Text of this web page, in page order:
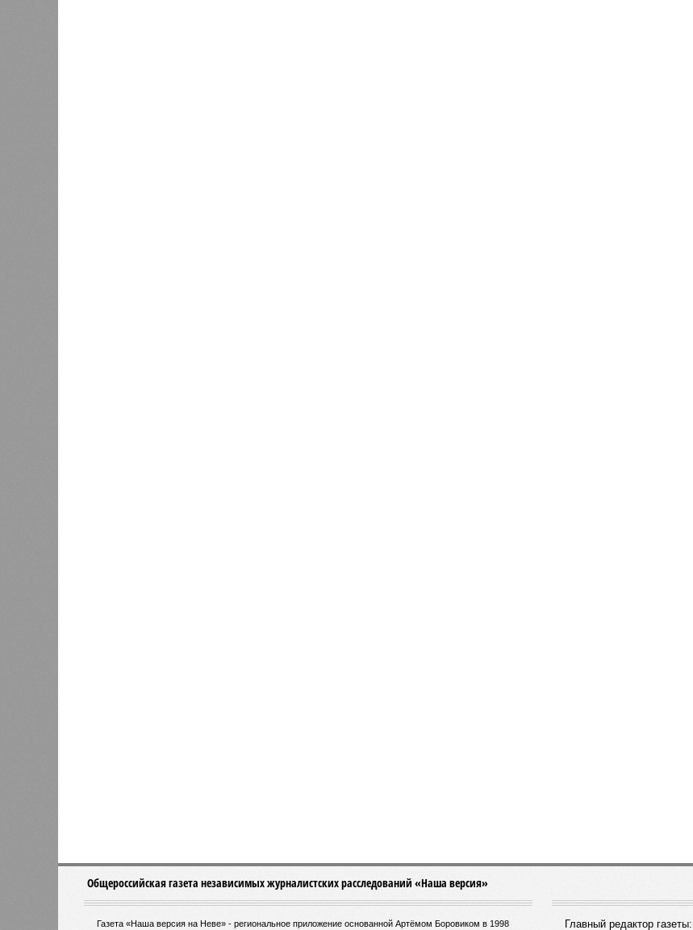
Общероссийская газета независимых журналистских расследований «Наша версия»
Газета «Наша версия на Неве» - региональное приложение основанной Артёмом Боровиком в 1998 Главный редактор газеты: